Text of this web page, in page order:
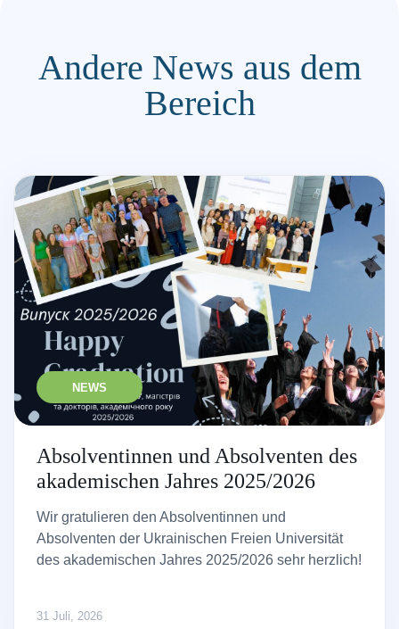
Andere News aus dem
Bereich
NEWS
Absolventinnen und Absolventen des
akademischen Jahres 2025/2026
Wir gratulieren den Absolventinnen und
Absolventen der Ukrainischen Freien Universität
des akademischen Jahres 2025/2026 sehr herzlich!
31 Juli, 2026